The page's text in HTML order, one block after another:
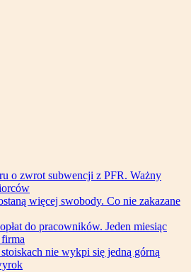
o zwrot subwencji z PFR. Ważny
więcej swobody. Co nie zakazane
do pracowników. Jeden miesiąc
nie wykpi się jedną górną